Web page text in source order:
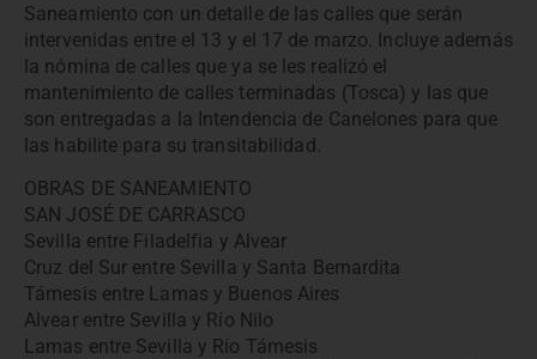
Saneamiento con un detalle de las calles que serán
intervenidas entre el 13 y el 17 de marzo. Incluye además
la nómina de calles que ya se les realizó el
mantenimiento de calles terminadas (Tosca) y las que
son entregadas a la Intendencia de Canelones para que
las habilite para su transitabilidad.
OBRAS DE SANEAMIENTO
SAN JOSÉ DE CARRASCO
Sevilla entre Filadelfia y Alvear
Cruz del Sur entre Sevilla y Santa Bernardita
Támesis entre Lamas y Buenos Aires
Alvear entre Sevilla y Río Nilo
Lamas entre Sevilla y Río Támesis